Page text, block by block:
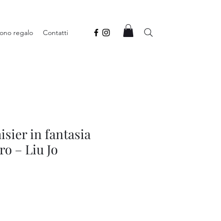
regalo Contatti
in fantasia
– Liu Jo